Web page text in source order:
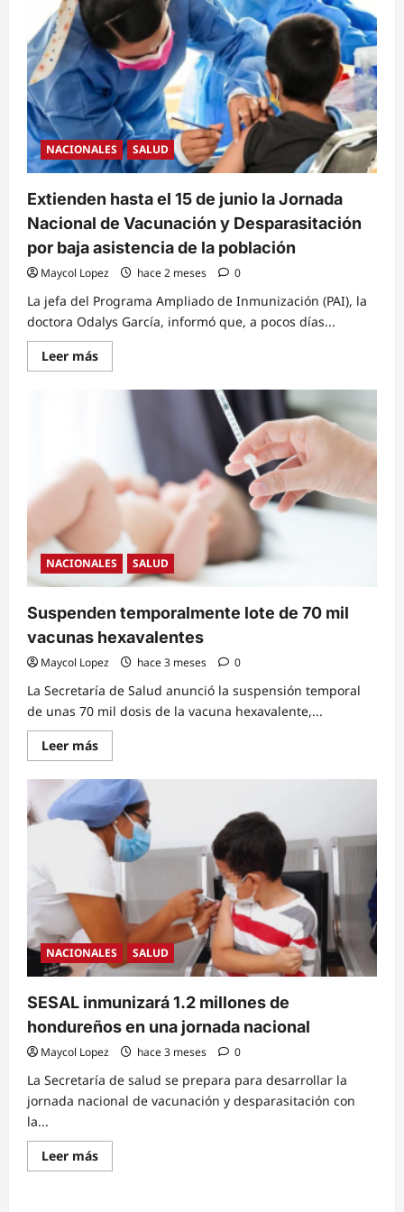
presentar
carnet
de
vacunación
contra
el
sarampión
para
viajar
fuera
del
país
NACIONALES SALUD
Extienden hasta el 15 de junio la Jornada
Nacional de Vacunación y Desparasitación
por baja asistencia de la población
Maycol Lopez hace 2 meses 0
La jefa del Programa Ampliado de Inmunización (PAI), la
doctora Odalys García, informó que, a pocos días...
Leer másRead
more
Extienden
hasta
la
Jornada
Nacional
Vacunación
Desparasitación
por
baja
asistencia
la
población
NACIONALES SALUD
Suspenden temporalmente lote de 70 mil
vacunas hexavalentes
Maycol Lopez hace 3 meses 0
La Secretaría de Salud anunció la suspensión temporal
de unas 70 mil dosis de la vacuna hexavalente,...
Leer másRead
more
Suspenden
temporalmente
lote
de
70
mil
vacunas
hexavalentes
NACIONALES SALUD
SESAL inmunizará 1.2 millones de
hondureños en una jornada nacional
Maycol Lopez hace 3 meses 0
La Secretaría de salud se prepara para desarrollar la
jornada nacional de vacunación y desparasitación con
la...
Leer másRead
more